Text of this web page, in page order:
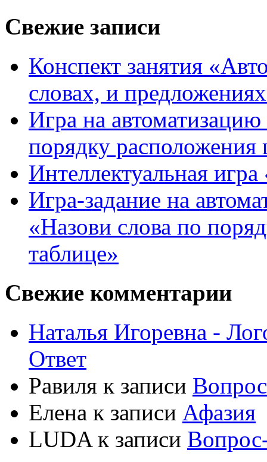
Свежие записи
Конспект занятия
словах, и
Игра на
порядку расположения
Интеллектуальная игра
Игра-задание на
«Назови слова по
таблице»
Свежие комментарии
Наталья Игоревна -
Ответ
Равиля к записи
Елена к записи Афазия
LUDAк записи